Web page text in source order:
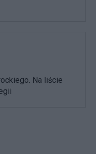
Na liście